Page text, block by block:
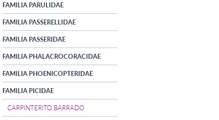
FAMILIA PARULIDAE
FAMILIA PASSERELLIDAE
FAMILIA PASSERIDAE
FAMILIA PHALACROCORACIDAE
FAMILIA PHOENICOPTERIDAE
FAMILIA PICIDAE
CARPINTERITO BARRADO